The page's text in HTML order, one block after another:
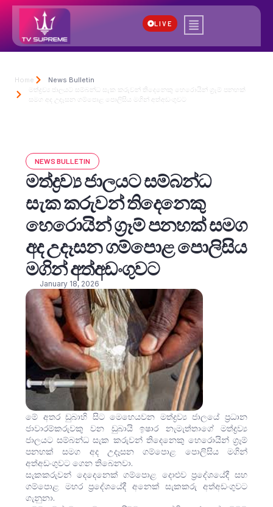
LIVE
Home
News Bulletin
මත්ද්‍රව්‍ය ජාලයට සම්බන්ධ සැක කරුවන් තිදෙනෙකු හෙරොයින් ග්‍රෑම් පනහක්
සමග අද උදෑසන ගම්පොළ පොලිසිය මගින් අත්අඩංගුවට
NEWS BULLETIN
මත්ද්‍රව්‍ය ජාලයට සම්බන්ධ
සැක කරුවන් තිදෙනෙකු
හෙරොයින් ග්‍රෑම් පනහක් සමග
අද උදෑසන ගම්පොළ පොලිසිය
මගින් අත්අඩංගුවට
January 18, 2026
මේ අතර ඩුබාහි සිට මෙහෙයවන මත්ද්‍රව්‍ය ජාලයේ ප්‍රධාන
ජාවාරම්කරුවකු වන ඩුබායි ඉෂාර නැමැත්තාගේ මත්ද්‍රව්‍ය
ජාලයට සම්බන්ධ සැක කරුවන් තිදෙනෙකු හෙරොයින් ග්‍රෑම්
පනහක් සමග අද උදෑසන ගම්පොළ පොලිසිය මගින්
අත්අඩංගුවට ගෙන තිබෙනවා.
සැකකරුවන් දෙදෙනෙක් ගම්පොළ දොළුව ප්‍රදේශයේදී සහ
ගම්පොළ මහර ප්‍රදේශයේදී අනෙක් සැකකරු අත්අඩංගුවට
ගැනුනා.